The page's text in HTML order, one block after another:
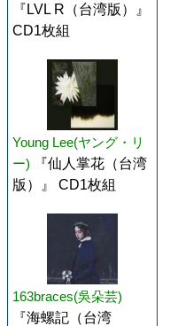
『LVL R（台湾版）』
CD1枚組
Young Lee(ヤング・リ
ー)
『仙人掌花（台湾
版）』 CD1枚組
163braces(吳朵芸)
『海螺記（台湾